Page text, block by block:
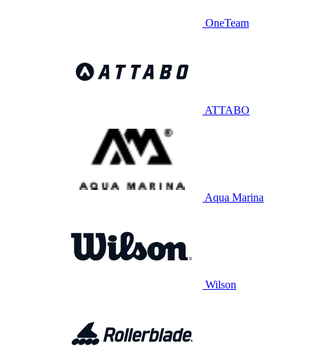
OneTeam
ATTABO
Aqua Marina
Wilson